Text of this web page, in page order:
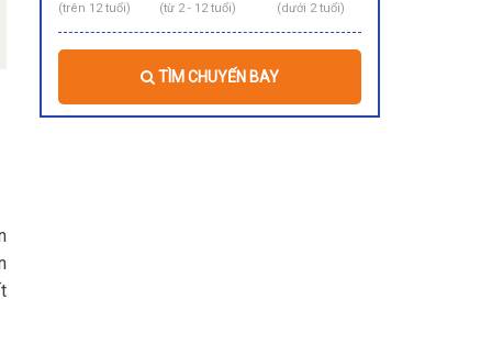
(trên 12 tuổi) (từ 2 - 12 tuổi) (dưới 2 tuổi)
TÌM CHUYẾN BAY